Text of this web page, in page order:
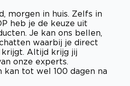
morgen in huis. Zelfs in
heb je de keuze uit
Je kan ons bellen,
waarbij je direct
Altijd krijg jij
onze experts.
kan tot wel 100 dagen na